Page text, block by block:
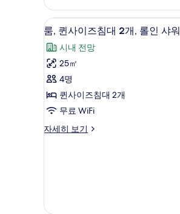
두
보
기
세
히
보
기
두
보
기
스
위
트
자
세
히
보
기
룸,
퀸
사
이
즈
침
2
고
7
룸, 퀸사이즈침대 2개, 롤인 샤
시내 전망
25㎡
4명
퀸사이즈침대 2개
무료 WiFi
자세히 보기
룸,
2